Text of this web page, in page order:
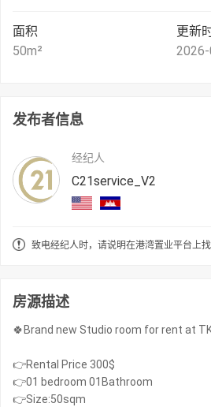
面积
50m²
更新
2026-
发布者信息
经纪人
C21service_V2
致电经纪人时，请说明在港湾置业平台上找
房源描述
🍀Brand new Studio room for rent at
👉Rental Price 300$
👉01 bedroom 01Bathroom
👉Size:50sqm